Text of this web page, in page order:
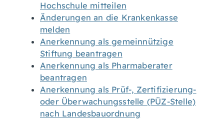
Hochschule mitteilen
Änderungen an die Krankenkasse
melden
Anerkennung als gemeinnützige
Stiftung beantragen
Anerkennung als Pharmaberater
beantragen
Anerkennung als Prüf-, Zertifizierung-
oder Überwachungsstelle (PÜZ-Stelle)
nach Landesbauordnung